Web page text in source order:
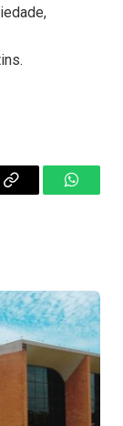
Copy